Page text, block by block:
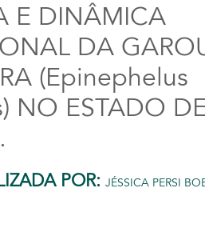
E DINÂMICA
DA
(Epinephelus
NO ESTADO
POR: JÉSSICA PERSI